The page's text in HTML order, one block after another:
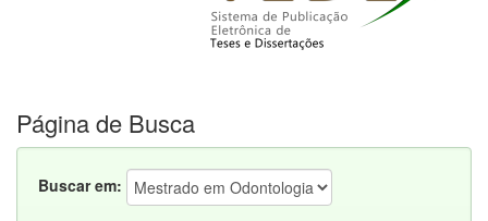
Página de Busca
Buscar em: